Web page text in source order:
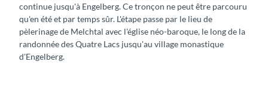
continue jusqu'à Engelberg. Ce tronçon ne peut être parcouru
qu'en été et par temps sûr. L'étape passe par le lieu de
pèlerinage de Melchtal avec l'église néo-baroque, le long de la
randonnée des Quatre Lacs jusqu'au village monastique
d'Engelberg.